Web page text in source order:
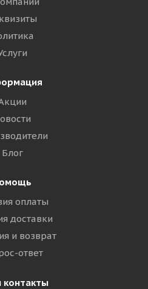
Блог
оплаты
доставки
и возврат
ответ
контакты